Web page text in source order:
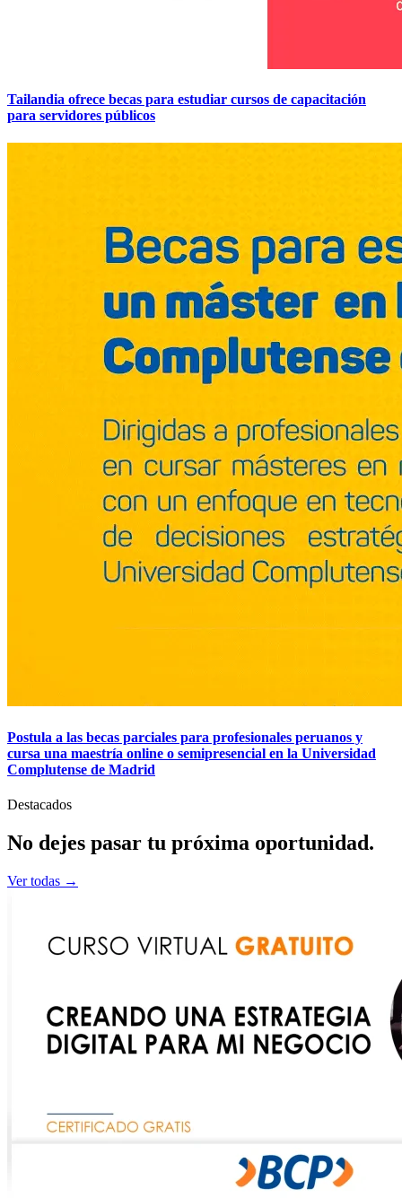
Tailandia ofrece becas para estudiar cursos de capacitación
para servidores públicos
Postula a las becas parciales para profesionales peruanos y
cursa una maestría online o semipresencial en la Universidad
Complutense de Madrid
Destacados
No dejes pasar tu próxima oportunidad.
Ver todas →